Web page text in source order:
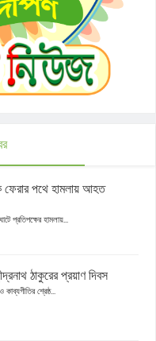
ফেরার পথে হামলায় আহত
প্রতিপক্ষের হামলায়...
ঠাকুরের প্রয়াণ দিবস
শ্রেষ্ঠ...